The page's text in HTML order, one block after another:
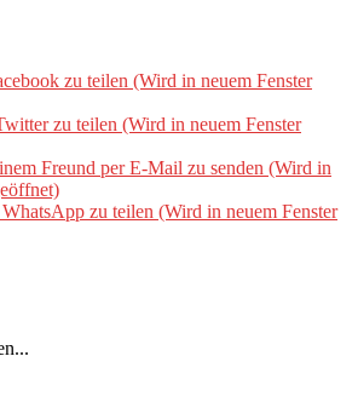
zu teilen (Wird in neuem Fenster
zu teilen (Wird in neuem Fenster
Freund per E-Mail zu senden (Wird in
zu teilen (Wird in neuem Fenster